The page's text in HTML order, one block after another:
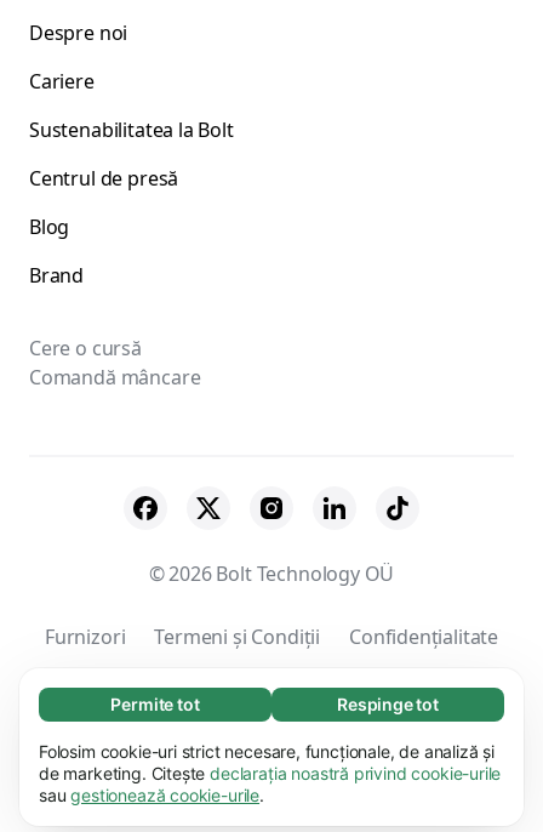
Necesare (65)
Modulele cookie necesare contribuie la
funcționalitatea site-ului nostru, permițând
desfășurarea unor procese de bază, cum ar fi
Aflați mai multe
Permite tot Respinge tot
Folosim cookie-uri strict necesare, funcționale, de analiză și
de marketing. Citeștedeclarația noastră privind cookie-urile
saugestionează cookie-urile.
Despre noi
Cariere
Sustenabilitatea la Bolt
Centrul de presă
Blog
Brand
Cere o cursă
Comandă mâncare
© 2026 Bolt Technology OÜ
Furnizori Termeni și Condiții Confidențialitate
Cookie-uri Securitate